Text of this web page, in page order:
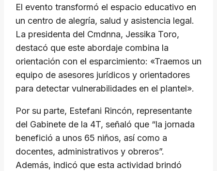
El evento transformó el espacio educativo en
un centro de alegría, salud y asistencia legal.
La presidenta del Cmdnna, Jessika Toro,
destacó que este abordaje combina la
orientación con el esparcimiento: «Traemos un
equipo de asesores jurídicos y orientadores
para detectar vulnerabilidades en el plantel».
Por su parte, Estefani Rincón, representante
del Gabinete de la 4T, señaló que “la jornada
benefició a unos 65 niños, así como a
docentes, administrativos y obreros”.
Además, indicó que esta actividad brindó